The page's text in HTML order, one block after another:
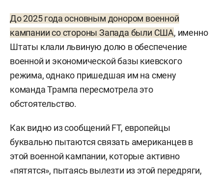
До 2025 года основным донором военной
кампании со стороны Запада были США, именно
Штаты клали львиную долю в обеспечение
военной и экономической базы киевского
режима, однако пришедшая им на смену
команда Трампа пересмотрела это
обстоятельство.
Как видно из сообщений FT, европейцы
буквально пытаются связать американцев в
этой военной кампании, которые активно
«пятятся», пытаясь вылезти из этой передряги,